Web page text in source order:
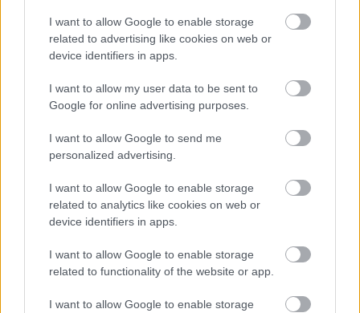
I want to allow Google to enable storage
related to advertising like cookies on web or
device identifiers in apps.
I want to allow my user data to be sent to
Google for online advertising purposes.
I want to allow Google to send me
personalized advertising.
I want to allow Google to enable storage
related to analytics like cookies on web or
device identifiers in apps.
I want to allow Google to enable storage
related to functionality of the website or app.
I want to allow Google to enable storage
MEGRÁZÓ VIDEÓ BÁBOLNÁRÓL: HAJLÉKTALAN
FÉRFIT BÁNTALMAZTAK ÉS ALÁZTAK MEG - HELYI
INFORMÁCIÓINK SZERINT A RENDŐRSÉG MÁR
INTÉZKEDIK AZ ÜGYBEN
A felvételen egy padon alvó férfit ütnek meg, majd arra
kényszerítik, hogy térdre ereszkedve megcsókolja egyikük